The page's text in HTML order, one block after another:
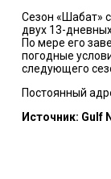
Сезон «Шабат»
двух 13-
По мере его
погодные
следующего
Постоянный
Источник: Gulf